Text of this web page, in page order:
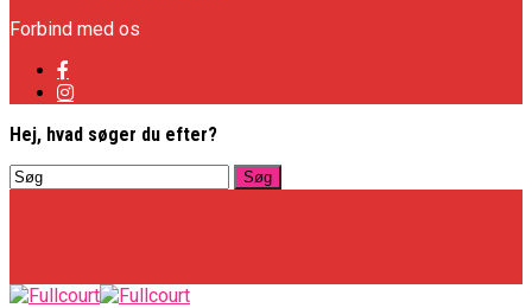
Forbind med os
Hej, hvad søger du efter?